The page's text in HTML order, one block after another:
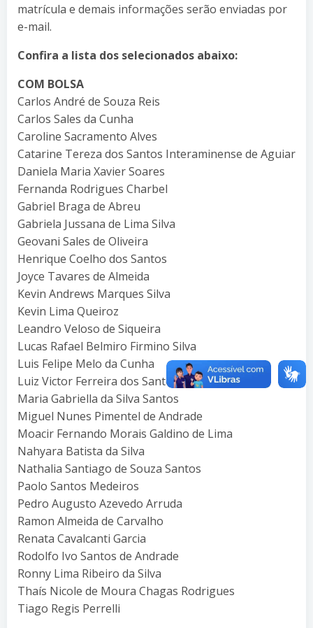
matrícula e demais informações serão enviadas por
e-mail.
Confira a lista dos selecionados abaixo:
COM BOLSA
Carlos André de Souza Reis
Carlos Sales da Cunha
Caroline Sacramento Alves
Catarine Tereza dos Santos Interaminense de Aguiar
Daniela Maria Xavier Soares
Fernanda Rodrigues Charbel
Gabriel Braga de Abreu
Gabriela Jussana de Lima Silva
Geovani Sales de Oliveira
Henrique Coelho dos Santos
Joyce Tavares de Almeida
Kevin Andrews Marques Silva
Kevin Lima Queiroz
Leandro Veloso de Siqueira
Lucas Rafael Belmiro Firmino Silva
Luis Felipe Melo da Cunha
Luiz Victor Ferreira dos Santos
Maria Gabriella da Silva Santos
Miguel Nunes Pimentel de Andrade
Moacir Fernando Morais Galdino de Lima
Nahyara Batista da Silva
Nathalia Santiago de Souza Santos
Paolo Santos Medeiros
Pedro Augusto Azevedo Arruda
Ramon Almeida de Carvalho
Renata Cavalcanti Garcia
Rodolfo Ivo Santos de Andrade
Ronny Lima Ribeiro da Silva
Thaís Nicole de Moura Chagas Rodrigues
Tiago Regis Perrelli